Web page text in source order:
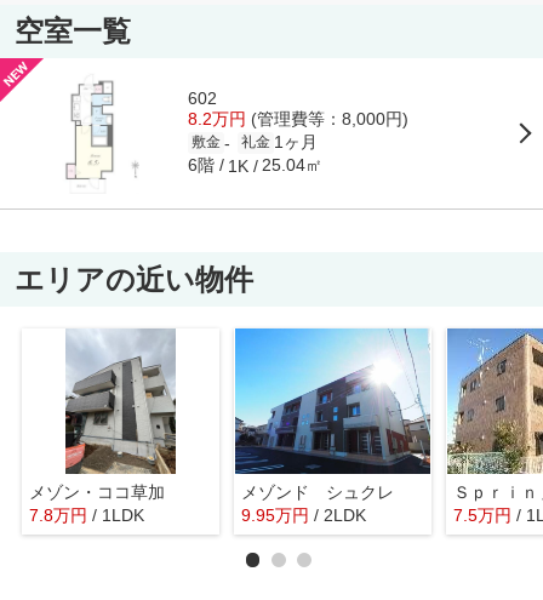
空室一覧
602
8.2万円 (管理費等：8,000円)
敷金 - 礼金 1ヶ月
6階 1K 25.04㎡
エリアの近い物件
メゾン・ココ草加
7.8万円 / 1LDK
メゾンド シュクレ
9.95万円 / 2LDK 7.5万円 /